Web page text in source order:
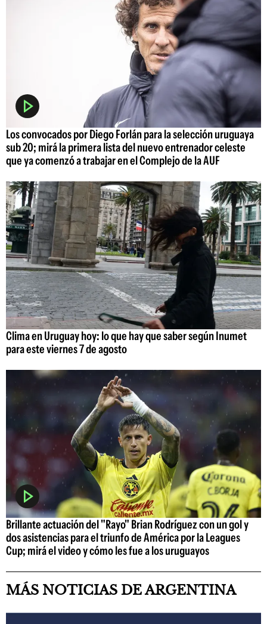
Los convocados por Diego Forlán para la selección uruguaya
sub 20; mirá la primera lista del nuevo entrenador celeste
que ya comenzó a trabajar en el Complejo de la AUF
Clima en Uruguay hoy: lo que hay que saber según Inumet
para este viernes 7 de agosto
Brillante actuación del "Rayo" Brian Rodríguez con un gol y
dos asistencias para el triunfo de América por la Leagues
Cup; mirá el video y cómo les fue a los uruguayos
MÁS NOTICIAS DE ARGENTINA